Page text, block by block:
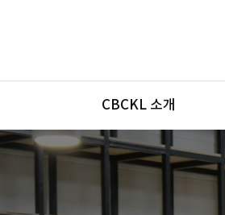
메뉴
CBCKL 소개